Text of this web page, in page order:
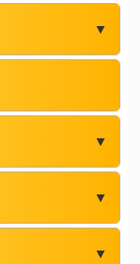
▼
▼
▼
▼